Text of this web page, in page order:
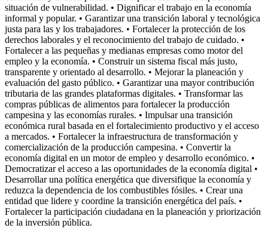
situación de vulnerabilidad. • Dignificar el trabajo en la economía
informal y popular. • Garantizar una transición laboral y tecnológica
justa para las y los trabajadores. • Fortalecer la protección de los
derechos laborales y el reconocimiento del trabajo de cuidado. •
Fortalecer a las pequeñas y medianas empresas como motor del
empleo y la economía. • Construir un sistema fiscal más justo,
transparente y orientado al desarrollo. • Mejorar la planeación y
evaluación del gasto público. • Garantizar una mayor contribución
tributaria de las grandes plataformas digitales. • Transformar las
compras públicas de alimentos para fortalecer la producción
campesina y las economías rurales. • Impulsar una transición
económica rural basada en el fortalecimiento productivo y el acceso
a mercados. • Fortalecer la infraestructura de transformación y
comercialización de la producción campesina. • Convertir la
economía digital en un motor de empleo y desarrollo económico. •
Democratizar el acceso a las oportunidades de la economía digital •
Desarrollar una política energética que diversifique la economía y
reduzca la dependencia de los combustibles fósiles. • Crear una
entidad que lidere y coordine la transición energética del país. •
Fortalecer la participación ciudadana en la planeación y priorización
de la inversión pública.